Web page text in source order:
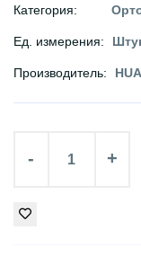
Категория:
Ед. измерения:
Производитель:
- +